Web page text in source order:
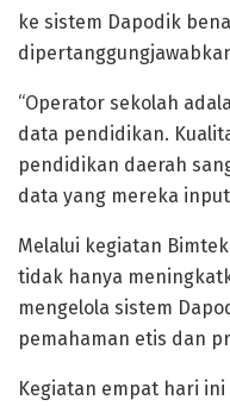
ke sistem Dapodik
“Operator sekolah
data pendidikan.
pendidikan daerah
data yang mereka
Melalui kegiatan
tidak hanya
mengelola sistem
pemahaman etis dan
Kegiatan empat hari